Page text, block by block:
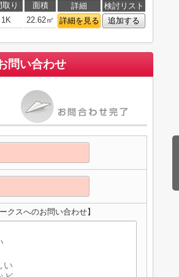
取り 面積 詳細
検討リスト
1K 22.62㎡ 詳細を見る 追加する
問い合わせ
クスへのお問い合わせ】